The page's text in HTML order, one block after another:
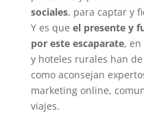
sociales, para captar y
Y es que el presente y
por este escaparate, en
y hoteles rurales han
como aconsejan
marketing online,
viajes.